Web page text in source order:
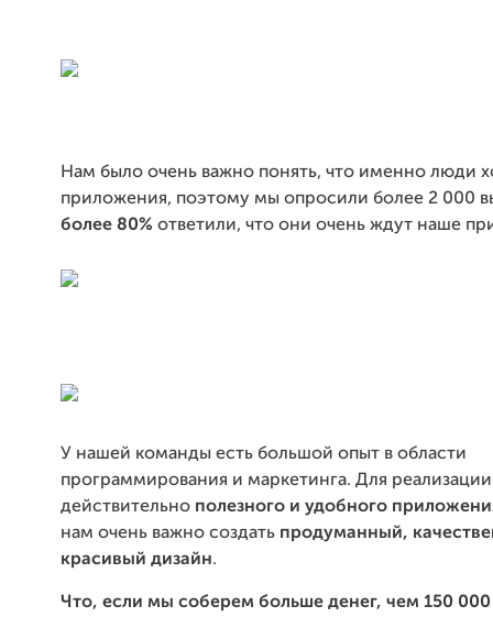
Нам было очень важно понять, что именно люди
приложения, поэтому мы опросили более 2 000
более 80% ответили, что они очень ждут наше
У нашей команды есть большой опыт в области
программирования и маркетинга. Для реализации
действительно полезного и удобного
нам очень важно создать продуманный,
красивый дизайн.
Что, если мы соберем больше денег, чем 150 000